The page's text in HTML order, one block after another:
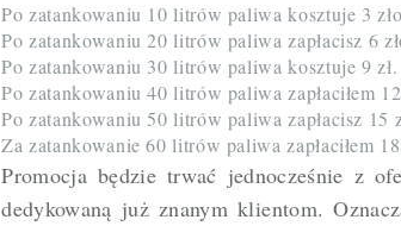
Po zatankowaniu 10 litrów paliwa kosztuje 3
Po zatankowaniu 20 litrów paliwa zapłacisz 6
Po zatankowaniu 30 litrów paliwa kosztuje 9 zł.
Po zatankowaniu 40 litrów paliwa zapłaciłem
Po zatankowaniu 50 litrów paliwa zapłacisz 15
Za zatankowanie 60 litrów paliwa zapłaciłem
Promocja będzie trwać jednocześnie z
dedykowaną już znanym klientom.